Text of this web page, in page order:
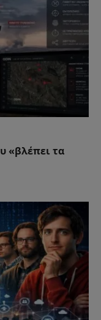
«βλέπει τα